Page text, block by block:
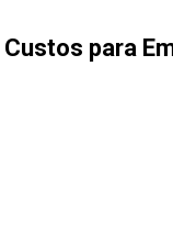
para